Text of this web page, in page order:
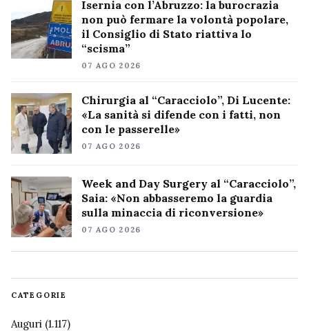
Isernia con l’Abruzzo: la burocrazia
non può fermare la volontà popolare,
il Consiglio di Stato riattiva lo
“scisma”
07 AGO 2026
Chirurgia al “Caracciolo”, Di Lucente:
«La sanità si difende con i fatti, non
con le passerelle»
07 AGO 2026
Week and Day Surgery al “Caracciolo”,
Saia: «Non abbasseremo la guardia
sulla minaccia di riconversione»
07 AGO 2026
CATEGORIE
Auguri (1.117)